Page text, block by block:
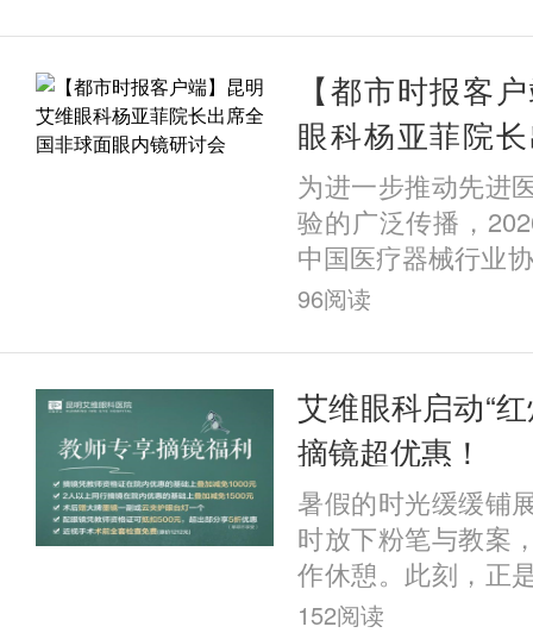
关性分析》，经过
格评审，成功收录
这一成果不仅展现
临床科研能力，更
科屈光科在ICL晶
预测与全流程安全
【都市时报客
眼科杨亚菲院
面眼内镜研讨会
为进一步推动先进
验的广泛传播，
中国医疗器械行业
眼内镜临床应用交
关领域顶尖专家学
球面眼内镜的手术
手术方案设计、临
症防控等议题展开
其临床应用的规范
眼科医院杨亚菲院
96阅读
艾维眼科启动“
摘镜超优惠！
暑假的时光缓缓铺
时放下粉笔与教案
作休憩。此刻，正
最佳时机——昆明
152阅读